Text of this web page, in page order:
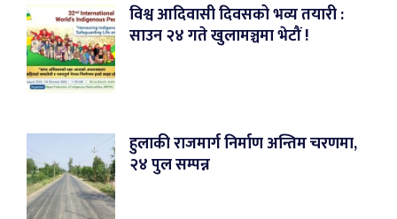
विश्व आदिवासी दिवसको भव्य तयारी :
साउन २४ गते खुलामञ्चमा भेटौं !
हुलाकी राजमार्ग निर्माण अन्तिम चरणमा,
२४ पुल सम्पन्न